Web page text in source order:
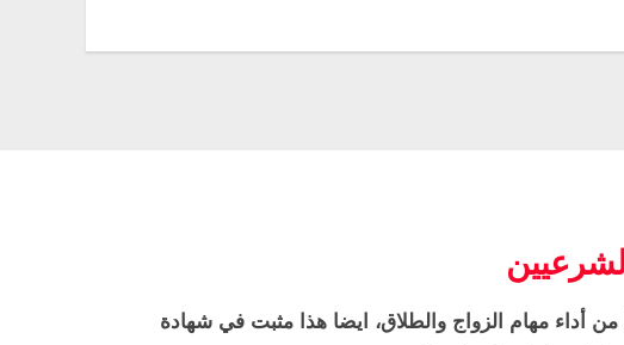
أداء مهام الزواج والطلاق، ايضا هذا مثبت في شهادة